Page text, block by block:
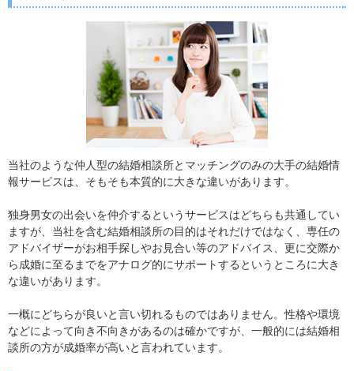
当社のような仲人型の結婚相談所とマッチングのみの大手の結婚情
報サービスは、そもそも本質的に大きな違いがあります。
独身男女の出会いを仲介するというサービスはどちらも共通してい
ますが、当社を含む結婚相談所の目的はそれだけではなく、専任の
アドバイザーがお相手探しやお見合い等のアドバイス、更に交際か
ら成婚に至るまでをアナログ的にサポートするというところに大き
な違いがあります。
一概にどちらが良いと言い切れるものではありません。性格や環境
などによって向き不向きがあるのは確かですが、一般的には結婚相
談所の方が成婚率が高いと言われています。